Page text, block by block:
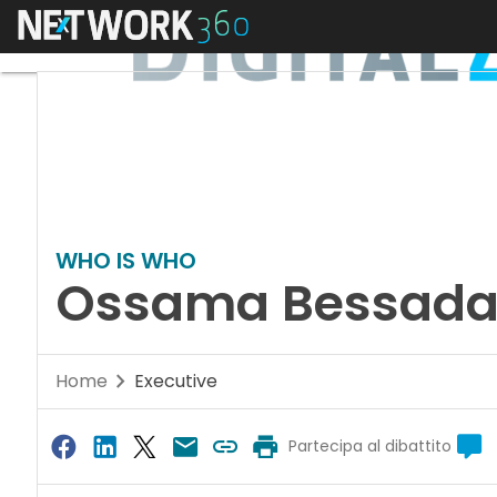
Menu
WHO IS WHO
Ossama
Home Executive
Partecipa al dibattito